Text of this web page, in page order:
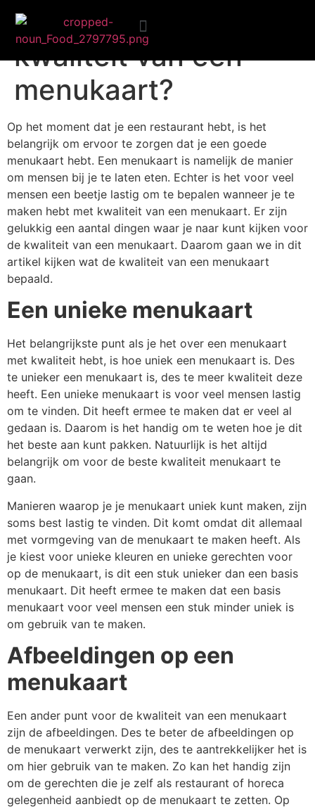
Wat bepaalt de
kwaliteit van een
menukaart?
Op het moment dat je een restaurant hebt, is het
belangrijk om ervoor te zorgen dat je een goede
menukaart hebt. Een menukaart is namelijk de manier
om mensen bij je te laten eten. Echter is het voor veel
mensen een beetje lastig om te bepalen wanneer je te
maken hebt met kwaliteit van een menukaart. Er zijn
gelukkig een aantal dingen waar je naar kunt kijken voor
de kwaliteit van een menukaart. Daarom gaan we in dit
artikel kijken wat de kwaliteit van een menukaart
bepaald.
Een unieke menukaart
Het belangrijkste punt als je het over een menukaart
met kwaliteit hebt, is hoe uniek een menukaart is. Des
te unieker een menukaart is, des te meer kwaliteit deze
heeft. Een unieke menukaart is voor veel mensen lastig
om te vinden. Dit heeft ermee te maken dat er veel al
gedaan is. Daarom is het handig om te weten hoe je dit
het beste aan kunt pakken. Natuurlijk is het altijd
belangrijk om voor de beste kwaliteit menukaart te
gaan.
Manieren waarop je je menukaart uniek kunt maken, zijn
soms best lastig te vinden. Dit komt omdat dit allemaal
met vormgeving van de menukaart te maken heeft. Als
je kiest voor unieke kleuren en unieke gerechten voor
op de menukaart, is dit een stuk unieker dan een basis
menukaart. Dit heeft ermee te maken dat een basis
menukaart voor veel mensen een stuk minder uniek is
om gebruik van te maken.
Afbeeldingen op een
menukaart
Een ander punt voor de kwaliteit van een menukaart
zijn de afbeeldingen. Des te beter de afbeeldingen op
de menukaart verwerkt zijn, des te aantrekkelijker het is
om hier gebruik van te maken. Zo kan het handig zijn
om de gerechten die je zelf als restaurant of horeca
gelegenheid aanbiedt op de menukaart te zetten. Op